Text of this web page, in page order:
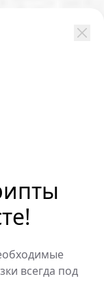
всегда под
не из
+ bi, где a и
богатыми
методы